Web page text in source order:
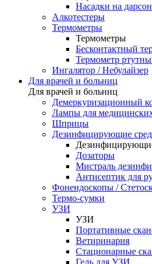
Насадки на
Алкотестеры
Термометры
Термометры
Бесконтактный
Термометр
Ингалятор / Небулайзер
Для врачей и больниц
Для врачей и больниц
Демеркуризационный
Лампы для
Шприцы
Дезинфицирующие
Дозаторы
Мистраль
Антисептик для
Фонендоскопы /
Термо-сумки
УЗИ
УЗИ
Портативные
Ветиринария
Стационарные
Гель для УЗИ